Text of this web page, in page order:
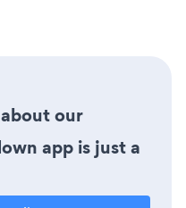
our
app is just a